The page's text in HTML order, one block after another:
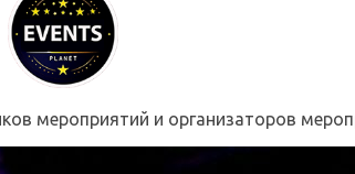
мероприятий и организаторов